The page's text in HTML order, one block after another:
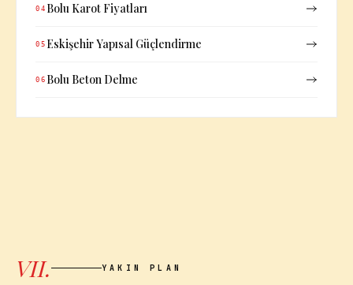
04 Bolu Karot Fiyatları
05 Eskişehir Yapısal Güçlendirme
06 Bolu Beton Delme
VII. YAKIN PLAN